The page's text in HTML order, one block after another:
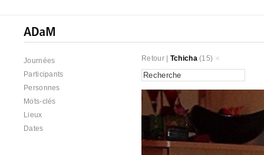
Journées
Participants
Personnes
Mots-clés
Lieux
Dates
Retour| Tchicha(15)